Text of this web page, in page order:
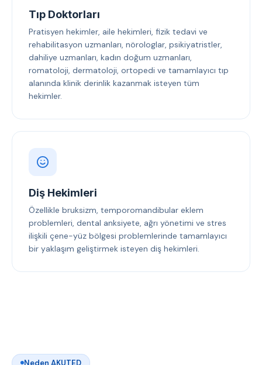
Tıp Doktorları
Pratisyen hekimler, aile hekimleri, fizik tedavi ve
rehabilitasyon uzmanları, nörologlar, psikiyatristler,
dahiliye uzmanları, kadın doğum uzmanları,
romatoloji, dermatoloji, ortopedi ve tamamlayıcı tıp
alanında klinik derinlik kazanmak isteyen tüm
hekimler.
Diş Hekimleri
Özellikle bruksizm, temporomandibular eklem
problemleri, dental anksiyete, ağrı yönetimi ve stres
ilişkili çene-yüz bölgesi problemlerinde tamamlayıcı
bir yaklaşım geliştirmek isteyen diş hekimleri.
Neden AKUTED